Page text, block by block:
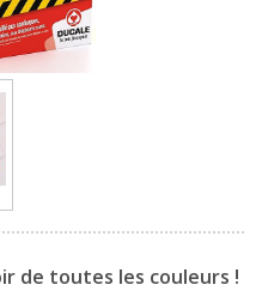
de toutes les couleurs !